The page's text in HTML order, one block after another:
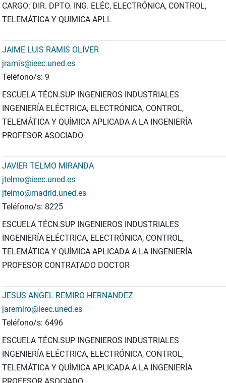
CARGO: DIR. DPTO. ING. ELÉC, ELECTRÓNICA, CONTROL,
TELEMÁTICA Y QUIMICA APLI.
JAIME LUIS RAMIS OLIVER
jramis@ieec.uned.es
Teléfono/s: 9
ESCUELA TÉCN.SUP INGENIEROS INDUSTRIALES
INGENIERÍA ELÉCTRICA, ELECTRÓNICA, CONTROL,
TELEMÁTICA Y QUÍMICA APLICADA A LA INGENIERÍA
PROFESOR ASOCIADO
JAVIER TELMO MIRANDA
jtelmo@ieec.uned.es
jtelmo@madrid.uned.es
Teléfono/s: 8225
ESCUELA TÉCN.SUP INGENIEROS INDUSTRIALES
INGENIERÍA ELÉCTRICA, ELECTRÓNICA, CONTROL,
TELEMÁTICA Y QUÍMICA APLICADA A LA INGENIERÍA
PROFESOR CONTRATADO DOCTOR
JESUS ANGEL REMIRO HERNANDEZ
jaremiro@ieec.uned.es
Teléfono/s: 6496
ESCUELA TÉCN.SUP INGENIEROS INDUSTRIALES
INGENIERÍA ELÉCTRICA, ELECTRÓNICA, CONTROL,
TELEMÁTICA Y QUÍMICA APLICADA A LA INGENIERÍA